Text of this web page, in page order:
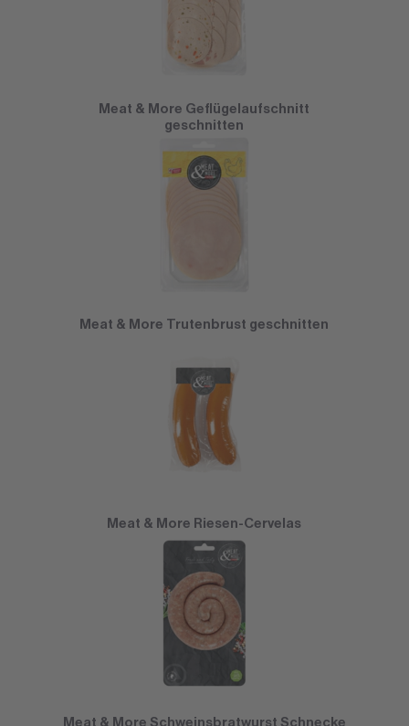
Meat & More Geflügelaufschnitt
geschnitten
Meat & More Trutenbrust geschnitten
Meat & More Riesen-Cervelas
Meat & More Schweinsbratwurst Schnecke